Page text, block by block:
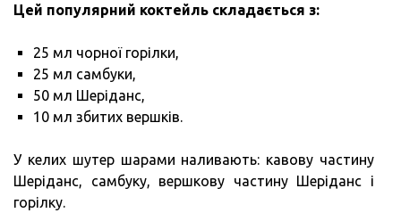
Цей популярний коктейль складається з:
25 мл чорної горілки,
25 мл самбуки,
50 мл Шеріданс,
10 мл збитих вершків.
У келих шутер шарами наливають: кавову частину
Шеріданс, самбуку, вершкову частину Шеріданс і
горілку.